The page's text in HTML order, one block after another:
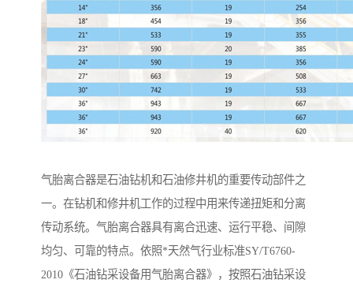
气胎离合器是石油钻机和石油修井机的重要传动部件之
一。在钻机和修井机工作的过程中用来传递扭矩和分离
传动系统。气胎离合器具有离合迅速、运行平稳、间隙
均匀、可靠的特点。依照*天然气行业标准SY/T6760-
2010《石油钻采设备用气胎离合器》，按照石油钻采设